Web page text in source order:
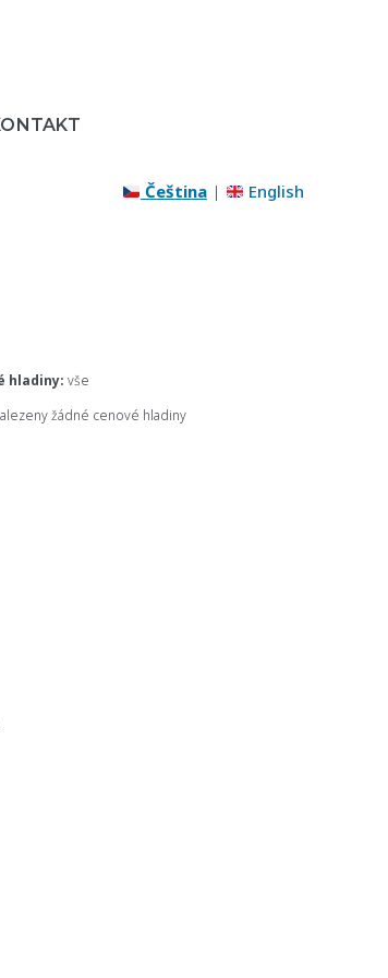
Čeština| English
hladiny: vše
žádné cenové hladiny